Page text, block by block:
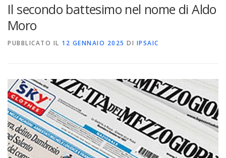
Il secondo battesimo nel nome di Aldo
Moro
PUBBLICATO IL 12 GENNAIO 2025 DI IPSAIC